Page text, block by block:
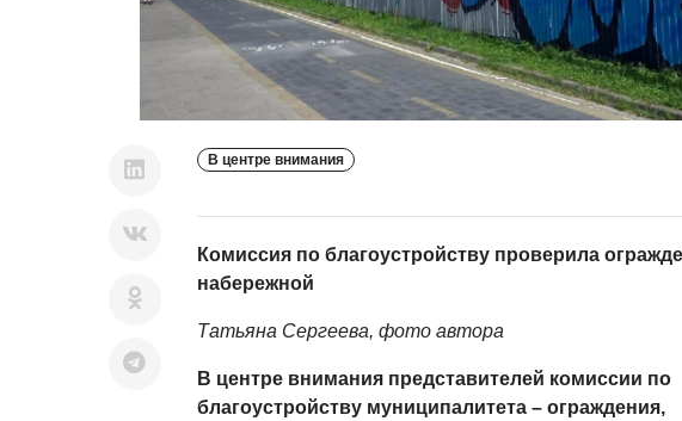
В центре внимания
Комиссия по благоустройству проверила
набережной
Татьяна Сергеева, фото автора
В центре внимания представителей комиссии по
благоустройству муниципалитета – ограждения,